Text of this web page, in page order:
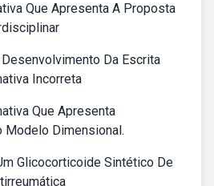
Que Apresenta A Proposta
Da Escrita
Incorreta
Que Apresenta
Modelo Dimensional.
Glicocorticoide Sintético De